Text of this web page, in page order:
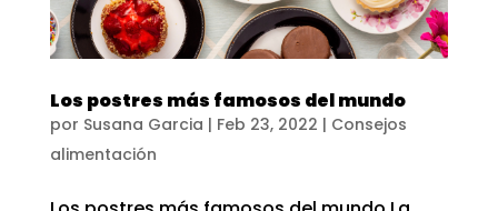
Los postres más famosos del mundo
por Susana Garcia | Feb 23, 2022 | Consejos
alimentación